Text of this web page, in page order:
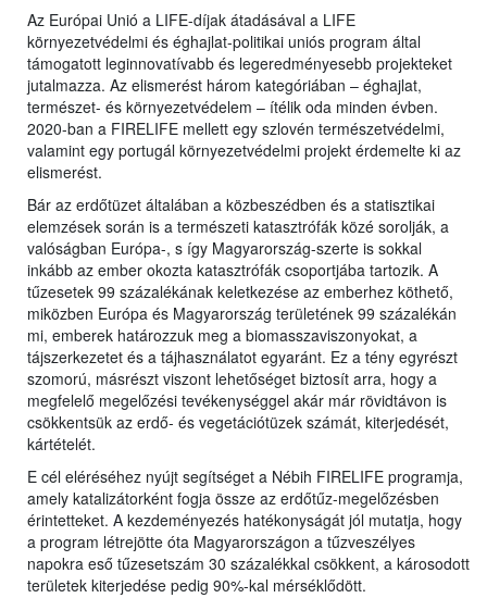
Az Európai Unió a LIFE-díjak átadásával a LIFE
környezetvédelmi és éghajlat-politikai uniós program által
támogatott leginnovatívabb és legeredményesebb projekteket
jutalmazza. Az elismerést három kategóriában – éghajlat,
természet- és környezetvédelem – ítélik oda minden évben.
2020-ban a FIRELIFE mellett egy szlovén természetvédelmi,
valamint egy portugál környezetvédelmi projekt érdemelte ki az
elismerést.
Bár az erdőtüzet általában a közbeszédben és a statisztikai
elemzések során is a természeti katasztrófák közé sorolják, a
valóságban Európa-, s így Magyarország-szerte is sokkal
inkább az ember okozta katasztrófák csoportjába tartozik. A
tűzesetek 99 százalékának keletkezése az emberhez köthető,
miközben Európa és Magyarország területének 99 százalékán
mi, emberek határozzuk meg a biomasszaviszonyokat, a
tájszerkezetet és a tájhasználatot egyaránt. Ez a tény egyrészt
szomorú, másrészt viszont lehetőséget biztosít arra, hogy a
megfelelő megelőzési tevékenységgel akár már rövidtávon is
csökkentsük az erdő- és vegetációtüzek számát, kiterjedését,
kártételét.
E cél eléréséhez nyújt segítséget a Nébih FIRELIFE programja,
amely katalizátorként fogja össze az erdőtűz-megelőzésben
érintetteket. A kezdeményezés hatékonyságát jól mutatja, hogy
a program létrejötte óta Magyarországon a tűzveszélyes
napokra eső tűzesetszám 30 százalékkal csökkent, a károsodott
területek kiterjedése pedig 90%-kal mérséklődött.